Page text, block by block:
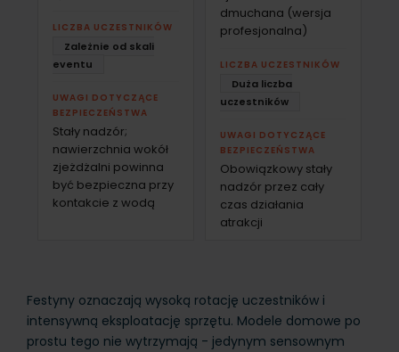
LICZBA UCZESTNIKÓW
Zależnie od skali
eventu
UWAGI DOTYCZĄCE
BEZPIECZEŃSTWA
Stały nadzór;
nawierzchnia wokół
zjeżdżalni powinna
być bezpieczna przy
kontakcie z wodą
dmuchana (wersja
profesjonalna)
LICZBA UCZESTNIKÓW
Duża liczba
uczestników
UWAGI DOTYCZĄCE
BEZPIECZEŃSTWA
Obowiązkowy stały
nadzór przez cały
czas działania
atrakcji
Festyny oznaczają wysoką rotację uczestników i
intensywną eksploatację sprzętu. Modele domowe po
prostu tego nie wytrzymają - jedynym sensownym